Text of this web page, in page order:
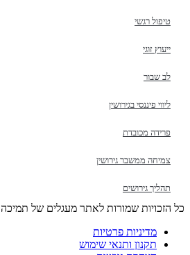
טיפול רגשי
ייעוץ זוגי
לב שבור
ליווי פיננסי בגירושין
פרידה מכובדת
צמיחה ממשבר גירושין
תהליך גירושים
כל הזכויות שמורות לאתר מעגלים של תמיכה 2025
מדיניות פרטיות
תקנון ותנאי שימוש